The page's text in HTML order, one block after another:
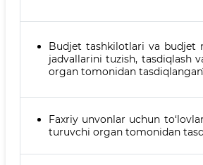
Budjet tashkilotlari va budjet
jadvallarini tuzish, tasdiqlash
organ tomonidan
Faxriy unvonlar uchun
turuvchi organ tomonidan